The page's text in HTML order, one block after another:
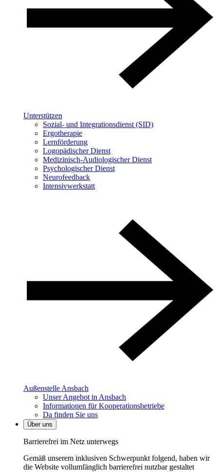
Unterstützen
Sozial- und Integrationsdienst (SID)
Ergotherapie
Lernförderung
Logopädischer Dienst
Medizinisch-Audiologischer Dienst
Psychologischer Dienst
Neurofeedback
Intensivwerkstatt
Außenstelle Ansbach
Unser Angebot in Ansbach
Informationen für Kooperationsbetriebe
Da finden Sie uns
Über uns
Barrierefrei im Netz unterwegs
Gemäß unserem inklusiven Schwerpunkt folgend, haben wir
die Website vollumfänglich barrierefrei nutzbar gestaltet